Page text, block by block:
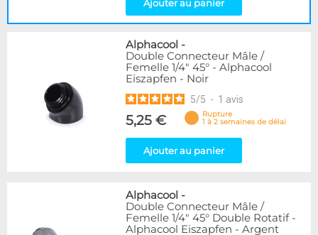
Ajouter au panier
Alphacool -
Double Connecteur Mâle /
Femelle 1/4" 45° - Alphacool
Eiszapfen - Noir
5/5 - 1 avis
5,25 €
Rupture
1 à 2 semaines de délai
Ajouter au panier
Alphacool -
Double Connecteur Mâle /
Femelle 1/4" 45° Double Rotatif -
Alphacool Eiszapfen - Argent